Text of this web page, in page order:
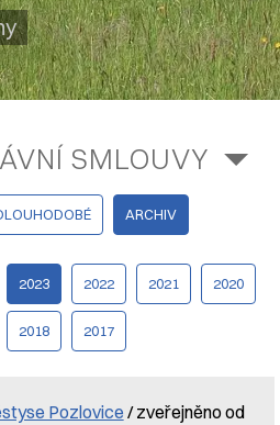
SMLOUVY
ARCHIV
2023 2022 2021 2020
2018 2017
Pozlovice / zveřejněno od